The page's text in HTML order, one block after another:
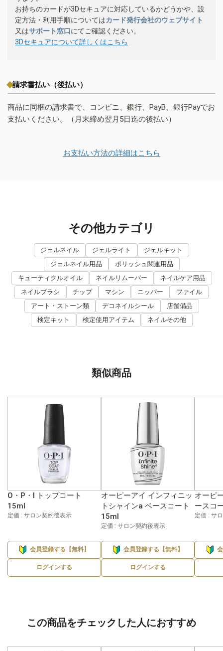
お持ちのカードが3Dセキュアに対応しているかどうかや、設
定方法・利用手順についてはカード発行会社のウェブサイト
又はサポート窓口にてご確認ください。
3Dセキュアについて詳しくはこちら
請求書払い（後払い）
商品に同梱の請求書で、コンビニ、銀行、PayB、銀行Payでお
支払いください。（月末締め翌月5日迄の後払い）
お支払い方法の詳細はこちら
その他カテゴリ
ジェルネイル ジェルライト
ジェルキット
ジェルネイル用品
ポリッシュ関連用品
キューティクルオイル
ネイルリムーバー
ネイルケア用品
ネイルブラシ
チップ マシン ニッパー
ファイル
アート・ストーン類
デコネイルシール
店舗備品
検定キット
検定使用アイテム ネイルその他
類似商品
O・P・I トップコート
15ml
定価 : サロン契約後表示
会員登録する【無料】
ログインする
オーピーアイ インフィニッ
トシャインa ベースコート
15ml
定価 : サロン契約後表示
会員登録する【無料】
ログインする
オーピ
ースコ
定価 : サ
この商品をチェックした人におすすめ